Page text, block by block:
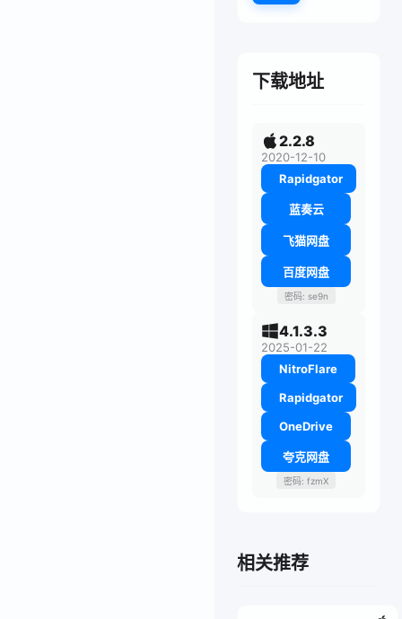
下载地址
2.2.8
2020-12-10
Rapidgator
蓝奏云
飞猫网盘
百度网盘
密码: se9n
4.1.3.3
2025-01-22
NitroFlare
Rapidgator
OneDrive
夸克网盘
密码: fzmX
相关推荐